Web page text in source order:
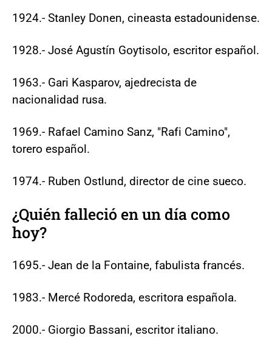
1924.- Stanley Donen, cineasta estadounidense.
1928.- José Agustín Goytisolo, escritor español.
1963.- Gari Kasparov, ajedrecista de
nacionalidad rusa.
1969.- Rafael Camino Sanz, "Rafi Camino",
torero español.
1974.- Ruben Ostlund, director de cine sueco.
¿Quién falleció en un día como
hoy?
1695.- Jean de la Fontaine, fabulista francés.
1983.- Mercé Rodoreda, escritora española.
2000.- Giorgio Bassani, escritor italiano.